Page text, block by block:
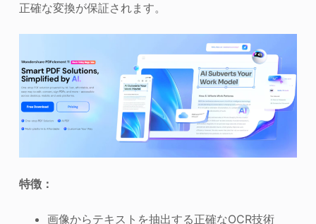
正確な変換が保証されます。
特徴：
画像からテキストを抽出する正確なOCR技術